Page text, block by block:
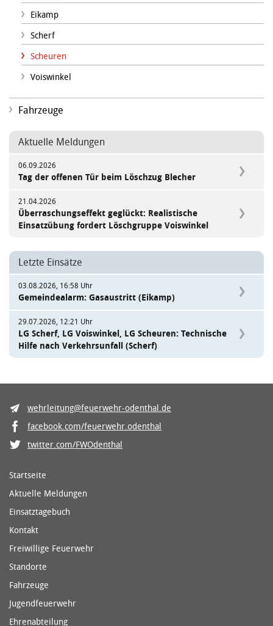
Eikamp
Scherf
Scheuren
Voiswinkel
Fahrzeuge
Aktuelle Meldungen
06.09.2026
Tag der offenen Tür beim Löschzug Blecher
21.04.2026
Überraschungseffekt geglückt: Realistische
Einsatzübung fordert Löschgruppe Voiswinkel
Letzte Einsätze
03.08.2026, 16:58 Uhr
Gemeindealarm: Gasaustritt (Eikamp)
29.07.2026, 12:21 Uhr
LG Scherf, LG Voiswinkel, LG Scheuren: Technische
Hilfe nach Verkehrsunfall (Scherf)
wehrleitung@feuerwehr-odenthal.de
facebook.com/feuerwehr.odenthal
twitter.com/FWOdenthal
Startseite
Aktuelle Meldungen
Einsatztagebuch
Kontakt
Freiwillige Feuerwehr
Standorte
Fahrzeuge
Jugendfeuerwehr
Ehrenabteilung